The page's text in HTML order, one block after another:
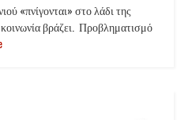
«πνίγονται» στο λάδι της
βράζει. Προβληματισμό